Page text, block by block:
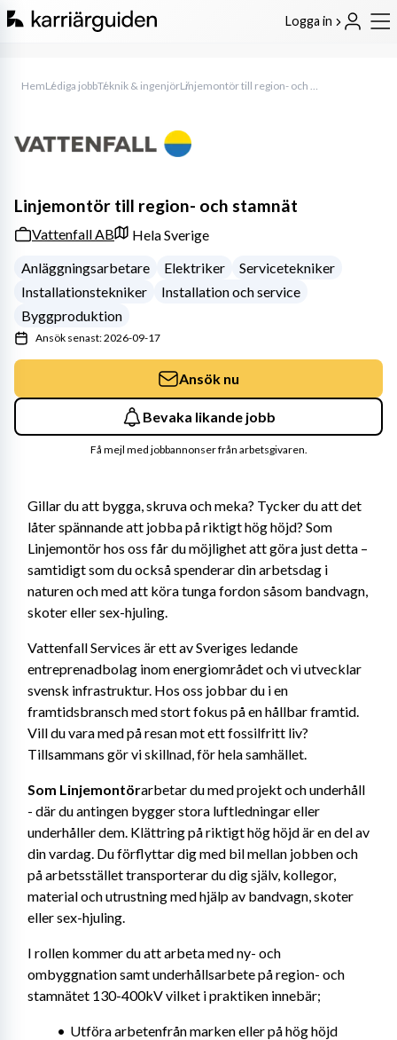
Logga in
HemLediga jobbTeknik & ingenjör Linjemontör till region- och stamnät
Gillar du att bygga, skruva och meka? Tycker du att det
låter spännande att jobba på riktigt hög höjd? Som
Linjemontör hos oss får du möjlighet att göra just detta –
samtidigt som du också spenderar din arbetsdag i
naturen och med att köra tunga fordon såsom bandvagn,
skoter eller sex-hjuling.
Vattenfall Services är ett av Sveriges ledande
entreprenadbolag inom energiområdet och vi utvecklar
svensk infrastruktur. Hos oss jobbar du i en
framtidsbransch med stort fokus på en hållbar framtid.
Vill du vara med på resan mot ett fossilfritt liv?
Tillsammans gör vi skillnad, för hela samhället.
Som Linjemontörarbetar du med projekt och underhåll
- där du antingen bygger stora luftledningar eller
underhåller dem. Klättring på riktigt hög höjd är en del av
din vardag. Du förflyttar dig med bil mellan jobben och
på arbetsstället transporterar du dig själv, kollegor,
material och utrustning med hjälp av bandvagn, skoter
eller sex-hjuling.
I rollen kommer du att arbeta med ny- och
ombyggnation samt underhållsarbete på region- och
stamnätet 130-400kV vilket i praktiken innebär;
Utföra arbetenfrån marken eller på hög höjd
Linjemontör till region- och stamnät
Vattenfall AB
Hela Sverige
Anläggningsarbetare
Elektriker
Servicetekniker
Installationstekniker
Installation och service
Byggproduktion
Ansök senast: 2026-09-17
Ansök nu
Bevaka likande jobb
Få mejl med jobbannonser från arbetsgivaren.